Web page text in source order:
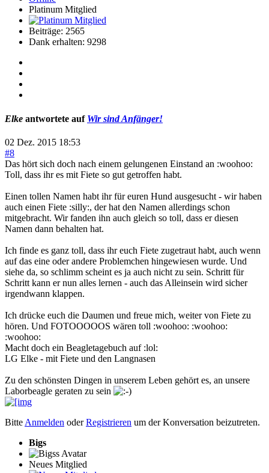
Platinum Mitglied
Beiträge: 2565
Dank erhalten: 9298
Elke antwortete auf Wir sind Anfänger!
02 Dez. 2015 18:53
#8
Das hört sich doch nach einem gelungenen Einstand an :woohoo:
Toll, dass ihr es mit Fiete so gut getroffen habt.
Einen tollen Namen habt ihr für euren Hund ausgesucht - wir haben
auch einen Fiete :silly:, der hat den Namen allerdings schon
mitgebracht. Wir fanden ihn auch gleich so toll, dass er diesen
Namen dann behalten hat.
Ich finde es ganz toll, dass ihr euch Fiete zugetraut habt, auch wenn
auf das eine oder andere Problemchen hingewiesen wurde. Und
siehe da, so schlimm scheint es ja auch nicht zu sein. Schritt für
Schritt kann er nun alles lernen - auch das Alleinsein wird sicher
irgendwann klappen.
Ich drücke euch die Daumen und freue mich, weiter von Fiete zu
hören. Und FOTOOOOOS wären toll :woohoo: :woohoo:
:woohoo:
Macht doch ein Beagletagebuch auf :lol:
LG Elke - mit Fiete und den Langnasen
Zu den schönsten Dingen in unserem Leben gehört es, an unsere
Laborbeagle geraten zu sein
Bitte Anmelden oderRegistrieren um der Konversation beizutreten.
Bigs
Neues Mitglied